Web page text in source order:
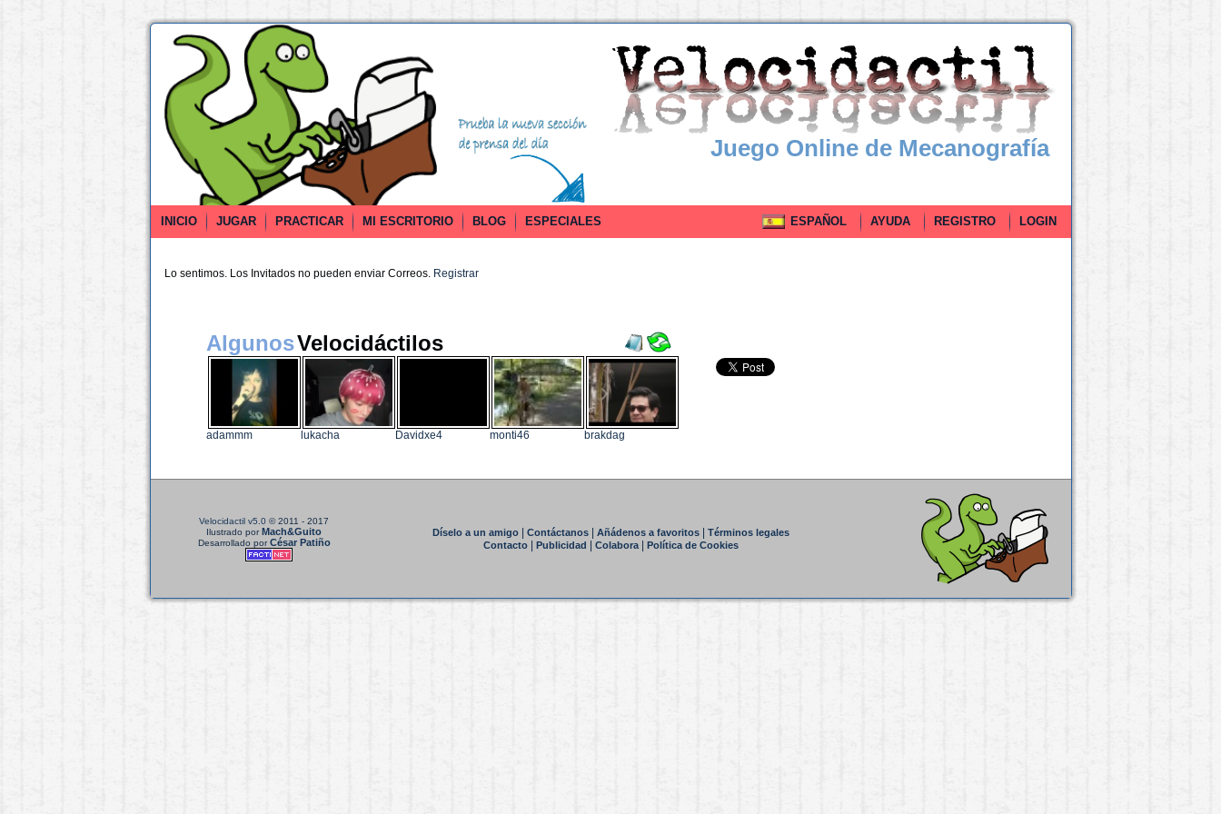
Juego Online de Mecanografía
INICIO JUGAR PRACTICAR MI ESCRITORIO BLOG ESPECIALES ESPAÑOL AYUDA REGISTRO LOGIN
Lo sentimos. Los Invitados no pueden enviar Correos. Registrar
AlgunosVelocidáctilos
adammm lukacha Davidxe4 monti46 brakdag
Velocidactil v5.0 © 2011 - 2017
Ilustrado porMach&Guito
Desarrollado porCésar Patiño
Díselo a un amigo| Contáctanos| Añádenos a favoritos|
Términos legales
Contacto| Publicidad Colabora| Política de Cookies